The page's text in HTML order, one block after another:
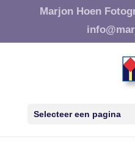
Marjon Hoen
Selecteer een pagina